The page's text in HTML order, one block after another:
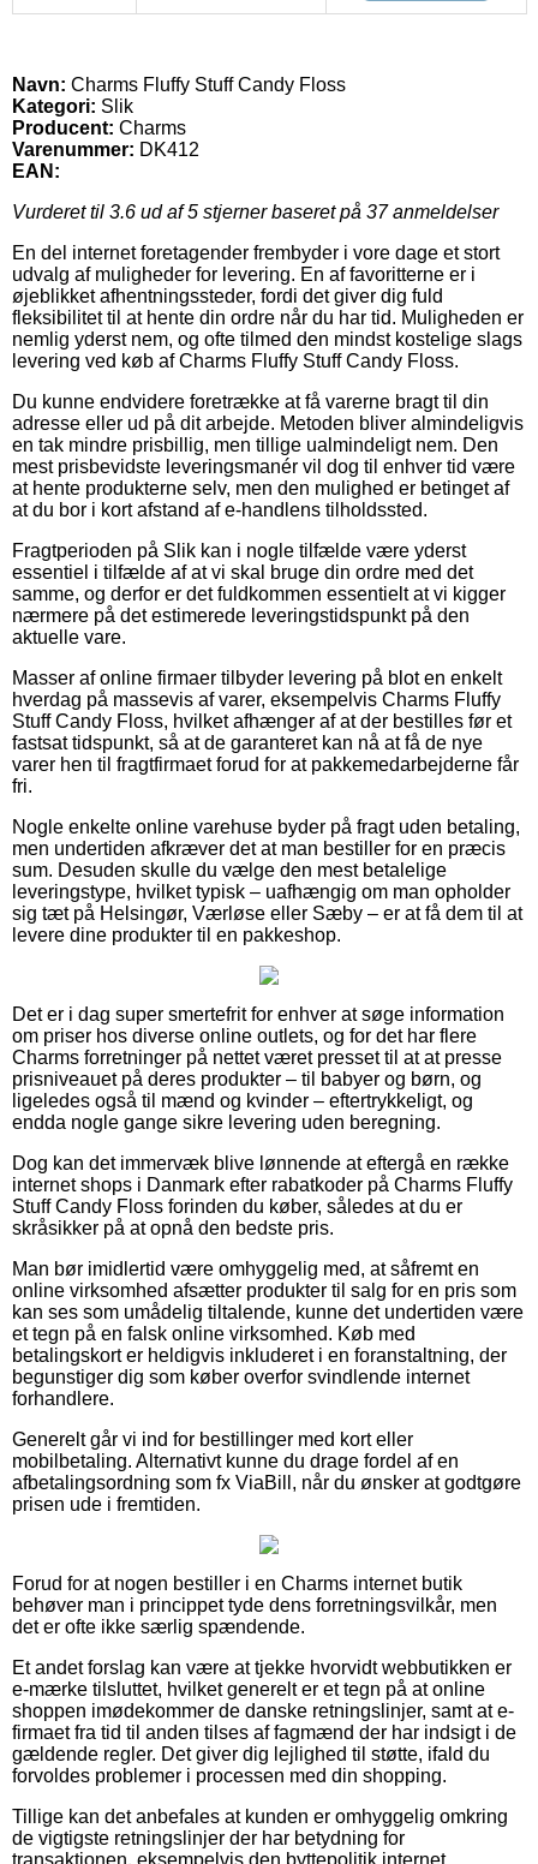
Navn: Charms Fluffy Stuff Candy Floss
Kategori: Slik
Producent: Charms
Varenummer: DK412
EAN:
Vurderet til 3.6 ud af 5 stjerner baseret på 37anmeldelser
En del internet foretagender frembyder i vore dage et stort
udvalg af muligheder for levering. En af favoritterne er i
øjeblikket afhentningssteder, fordi det giver dig fuld
fleksibilitet til at hente din ordre når du har tid. Muligheden er
nemlig yderst nem, og ofte tilmed den mindst kostelige slags
levering ved køb af Charms Fluffy Stuff Candy Floss.
Du kunne endvidere foretrække at få varerne bragt til din
adresse eller ud på dit arbejde. Metoden bliver almindeligvis
en tak mindre prisbillig, men tillige ualmindeligt nem. Den
mest prisbevidste leveringsmanér vil dog til enhver tid være
at hente produkterne selv, men den mulighed er betinget af
at du bor i kort afstand af e-handlens tilholdssted.
Fragtperioden på Slik kan i nogle tilfælde være yderst
essentiel i tilfælde af at vi skal bruge din ordre med det
samme, og derfor er det fuldkommen essentielt at vi kigger
nærmere på det estimerede leveringstidspunkt på den
aktuelle vare.
Masser af online firmaer tilbyder levering på blot en enkelt
hverdag på massevis af varer, eksempelvis Charms Fluffy
Stuff Candy Floss, hvilket afhænger af at der bestilles før et
fastsat tidspunkt, så at de garanteret kan nå at få de nye
varer hen til fragtfirmaet forud for at pakkemedarbejderne får
fri.
Nogle enkelte online varehuse byder på fragt uden betaling,
men undertiden afkræver det at man bestiller for en præcis
sum. Desuden skulle du vælge den mest betalelige
leveringstype, hvilket typisk – uafhængig om man opholder
sig tæt på Helsingør, Værløse eller Sæby – er at få dem til at
levere dine produkter til en pakkeshop.
Det er i dag super smertefrit for enhver at søge information
om priser hos diverse online outlets, og for det har flere
Charms forretninger på nettet været presset til at at presse
prisniveauet på deres produkter – til babyer og børn, og
ligeledes også til mænd og kvinder – eftertrykkeligt, og
endda nogle gange sikre levering uden beregning.
Dog kan det immervæk blive lønnende at eftergå en række
internet shops i Danmark efter rabatkoder på Charms Fluffy
Stuff Candy Floss forinden du køber, således at du er
skråsikker på at opnå den bedste pris.
Man bør imidlertid være omhyggelig med, at såfremt en
online virksomhed afsætter produkter til salg for en pris som
kan ses som umådelig tiltalende, kunne det undertiden være
et tegn på en falsk online virksomhed. Køb med
betalingskort er heldigvis inkluderet i en foranstaltning, der
begunstiger dig som køber overfor svindlende internet
forhandlere.
Generelt går vi ind for bestillinger med kort eller
mobilbetaling. Alternativt kunne du drage fordel af en
afbetalingsordning som fx ViaBill, når du ønsker at godtgøre
prisen ude i fremtiden.
Forud for at nogen bestiller i en Charms internet butik
behøver man i princippet tyde dens forretningsvilkår, men
det er ofte ikke særlig spændende.
Et andet forslag kan være at tjekke hvorvidt webbutikken er
e-mærke tilsluttet, hvilket generelt er et tegn på at online
shoppen imødekommer de danske retningslinjer, samt at e-
firmaet fra tid til anden tilses af fagmænd der har indsigt i de
gældende regler. Det giver dig lejlighed til støtte, ifald du
forvoldes problemer i processen med din shopping.
Tillige kan det anbefales at kunden er omhyggelig omkring
de vigtigste retningslinjer der har betydning for
transaktionen, eksempelvis den byttepolitik internet